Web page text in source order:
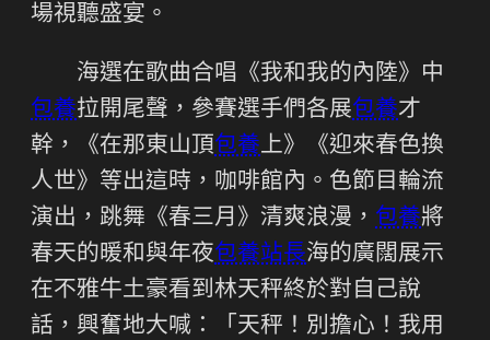
場視聽盛宴。
海選在歌曲合唱《我和我的內陸》中
包養拉開尾聲，參賽選手們各展包養才
幹，《在那東山頂包養上》《迎來春色換
人世》等出這時，咖啡館內。色節目輪流
演出，跳舞《春三月》清爽浪漫， 包養將
春天的暖和與年夜包養站長海的廣闊展示
在不雅牛土豪看到林天秤終於對自己說
話，興奮地大喊：「天秤！別擔心！我用